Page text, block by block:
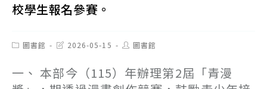
校學生報名參賽。
Post圖書館
Post2026-05-15
Post圖書館
一、 本部今（115）年辦理第2屆「青漫